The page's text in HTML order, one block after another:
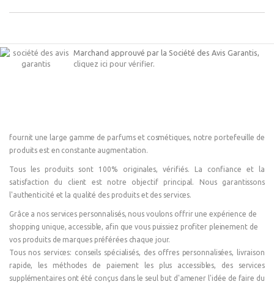
Marchand approuvé par la Société des Avis Garantis,
cliquez ici pour vérifier.
fournit une large gamme de parfums et cosmétiques, notre portefeuille de
produits est en constante augmentation.
Tous les produits sont 100% originales, vérifiés. La confiance et la
satisfaction du client est notre objectif principal. Nous garantissons
l'authenticité et la qualité des produits et des services.
Grâce a nos services personnalisés, nous voulons offrir une expérience de
shopping unique, accessible, afin que vous puissiez profiter pleinement de
vos produits de marques préférées chaque jour.
Tous nos services: conseils spécialisés, des offres personnalisées, livraison
rapide, les méthodes de paiement les plus accessibles, des services
supplémentaires ont été conçus dans le seul but d'amener l'idée de faire du